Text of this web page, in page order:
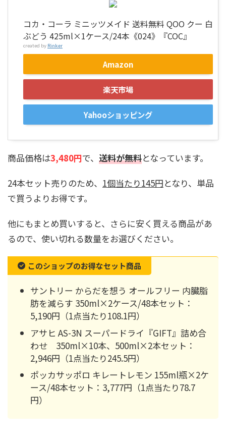
コカ・コーラ ミニッツメイド 送料無料 QOO クー 白
ぶどう 425ml×1ケース/24本《024》『COC』
created by Rinker
Amazon
楽天市場
Yahooショッピング
商品価格は3,480円で、 送料が無料となっています。
24本セット売りのため、 1個当たり145円となり、単品
で買うよりお得です。
他にもまとめ買いすると、さらに安く買える商品があ
るので、使い切れる数量をお選びください。
このショップのお得なセット商品
サントリー からだを想う オールフリー 内臓脂
肪を減らす 350ml×2ケース/48本セット：
5,190円（1点当たり108.1円）
アサヒ AS-3N スーパードライ『GIFT』詰め合
わせ 350ml×10本、500ml×2本セット：
2,946円（1点当たり245.5円）
ポッカサッポロ キレートレモン 155ml瓶×2ケ
ース/48本セット：3,777円（1点当たり78.7
円）